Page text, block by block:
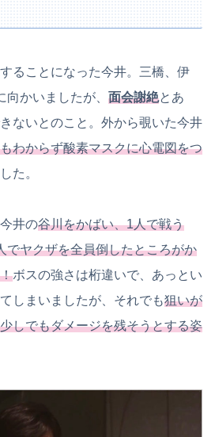
ることになった今井。三橋、伊
かいましたが、 面会謝絶とあ
ないとのこと。外から覗いた今井
わからず酸素マスクに心電図をつ
た。
井の谷川をかばい、1人で戦う
でヤクザを全員倒したところがか
ボスの強さは桁違いで、あっとい
しまいましたが、それでも狙いが
しでもダメージを残そうとする姿